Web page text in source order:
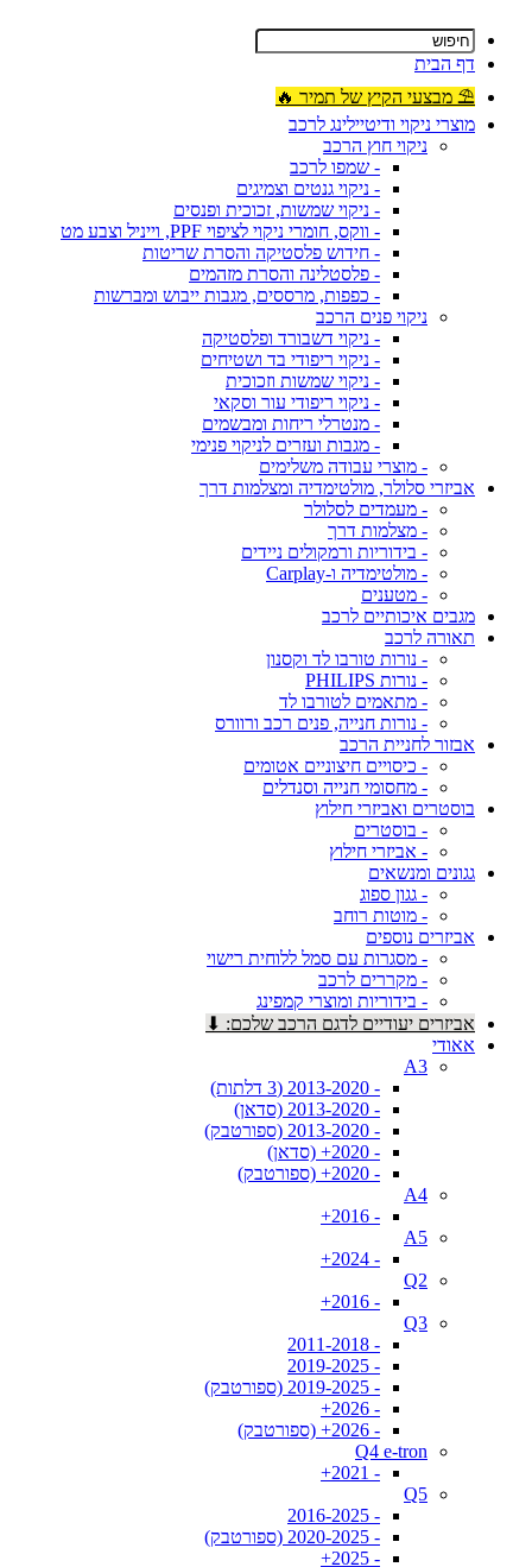
דף הבית
⛱ מבצעי הקיץ של תמיר 🔥
מוצרי ניקוי ודיטיילינג לרכב
ניקוי חוץ הרכב
- שמפו לרכב
- ניקוי גנטים וצמיגים
- ניקוי שמשות, זכוכית ופנסים
- ווקס, חומרי ניקוי לציפוי PPF, וייניל וצבע מט
- חידוש פלסטיקה והסרת שריטות
- פלסטלינה והסרת מזהמים
- כפפות, מרססים, מגבות ייבוש ומברשות
ניקוי פנים הרכב
- ניקוי דשבורד ופלסטיקה
- ניקוי ריפודי בד ושטיחים
- ניקוי שמשות וזכוכית
- ניקוי ריפודי עור וסקאי
- מנטרלי ריחות ומבשמים
- מגבות ועזרים לניקוי פנימי
- מוצרי עבודה משלימים
אביזרי סלולר, מולטימדיה ומצלמות דרך
- מעמדים לסלולר
- מצלמות דרך
- בידוריות ורמקולים ניידים
- מולטימדיה ו-Carplay
- מטענים
מגבים איכותיים לרכב
תאורה לרכב
- נורות טורבו לד וקסנון
- נורות PHILIPS
- מתאמים לטורבו לד
- נורות חנייה, פנים רכב ורוורס
אבזור לחניית הרכב
- כיסויים חיצוניים אטומים
- מחסומי חנייה וסנדלים
בוסטרים ואביזרי חילוץ
- בוסטרים
- אביזרי חילוץ
גגונים ומנשאים
- גגון ספוג
- מוטות רוחב
אביזרים נוספים
- מסגרות עם סמל ללוחית רישוי
- מקררים לרכב
- בידוריות ומוצרי קמפינג
אביזרים יעודיים לדגם הרכב שלכם: ⬇
אאודי
A3
- 2013-2020 (3 דלתות)
- 2013-2020 (סדאן)
- 2013-2020 (ספורטבק)
- 2020+ (סדאן)
- 2020+ (ספורטבק)
A4
- 2016+
A5
- 2024+
Q2
- 2016+
Q3
- 2011-2018
- 2019-2025
- 2019-2025 (ספורטבק)
- 2026+
- 2026+ (ספורטבק)
Q4 e-tron
- 2021+
Q5
- 2016-2025
- 2020-2025 (ספורטבק)
- 2025+